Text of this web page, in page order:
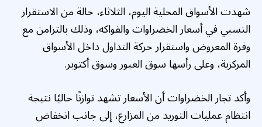
شهدت الأسواق المحلية اليوم، الثلاثاء، حالة من الاستقرار
النسبي في أسعار الخضراوات والفواكه، وذلك بالتزامن مع
وفرة المعروض واستقرار حركة التداول داخل الأسواق
المركزية، وعلى رأسها سوق العبور وسوق أكتوبر.
وأكد تجار الخضراوات أن الأسعار تشهد توازنًا حاليًا نتيجة
انتظام عمليات التوريد من المزارع، إلى جانب انخفاض